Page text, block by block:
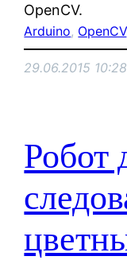
OpenCV.
Arduino, OpenCV
29.06.2015 10:28
Робот